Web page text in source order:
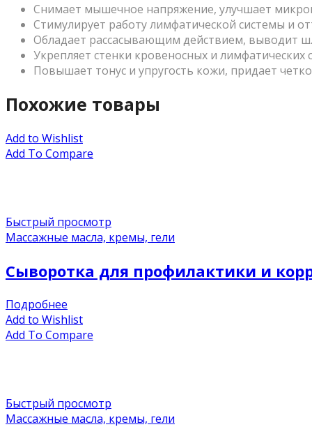
Снимает мышечное напряжение, улучшает
Стимулирует работу лимфатической системы и
Обладает рассасывающим действием, выводит
Укрепляет стенки кровеносных и лимфатических
Повышает тонус и упругость кожи, придает
Похожие товары
Add to Wishlist
Add To Compare
Быстрый просмотр
Массажные масла, кремы, гели
Сыворотка для профилактики и
Подробнее
Add to Wishlist
Add To Compare
Быстрый просмотр
Массажные масла, кремы, гели